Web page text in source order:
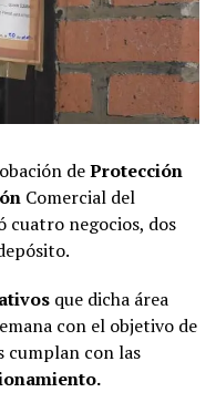
deProtección
Comercial del
cuatro negocios, dos
que dicha área
con el objetivo de
cumplan con las